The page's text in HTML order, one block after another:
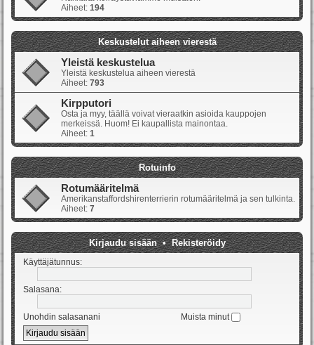
Aiheet: 194
Keskustelut aiheen vierestä
Yleistä keskustelua
Yleistä keskustelua aiheen vierestä
Aiheet: 793
Kirpputori
Osta ja myy, täällä voivat vieraatkin asioida kauppojen
merkeissä. Huom! Ei kaupallista mainontaa.
Aiheet: 1
Rotuinfo
Rotumääritelmä
Amerikanstaffordshirenterrierin rotumääritelmä ja sen tulkinta.
Aiheet: 7
Kirjaudu sisään•Rekisteröidy
Käyttäjätunnus:
Salasana:
Unohdin salasanani Muista minut